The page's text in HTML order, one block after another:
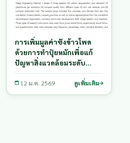
การเพิ่มมูลค่าซังข้าวโพด
ด้วยการทำปุ๋ยหมักเพื่อแก้
ปัญหาสิ่งแวดล้อมระดับ
ชุมชนตำบลบ้านค่า อำเภอ
เมือง จังหวัดลำปาง
12 ม.ค. 2569 ดูเพิ่มเติม